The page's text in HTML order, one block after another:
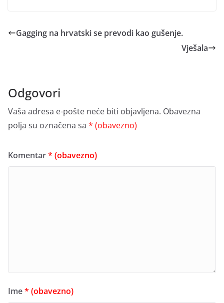
Gagging na hrvatski se prevodi kao gušenje.
Vješala
Odgovori
Vaša adresa e-pošte neće biti objavljena. Obavezna
polja su označena sa * (obavezno)
Komentar* (obavezno)
Ime* (obavezno)